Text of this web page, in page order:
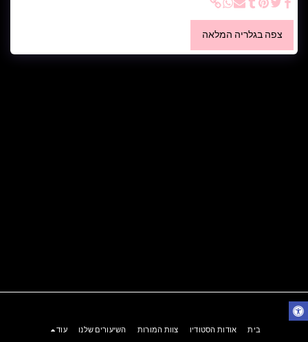
צפה בגלריה המלאה
בית אודות הסטודיו צוות המורות השיעורים שלנו עוד